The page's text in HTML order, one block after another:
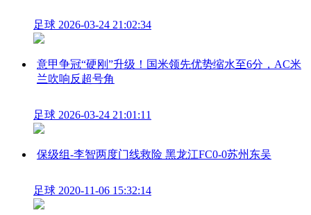
足球 2026-03-24 21:02:34
意甲争冠“硬刚”升级！国米领先优势缩水至6分，AC米
兰吹响反超号角
足球 2026-03-24 21:01:11
保级组-李智两度门线救险 黑龙江FC0-0苏州东吴
足球 2020-11-06 15:32:14